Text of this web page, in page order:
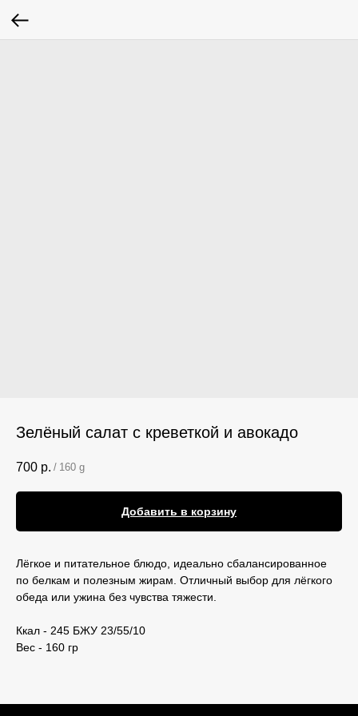
Зелёный салат с креветкой и авокадо
700 р. / 160 g
Добавить в корзину
Лёгкое и питательное блюдо, идеально сбалансированное
по белкам и полезным жирам. Отличный выбор для лёгкого
обеда или ужина без чувства тяжести.
Ккал - 245 БЖУ 23/55/10
Вес - 160 гр